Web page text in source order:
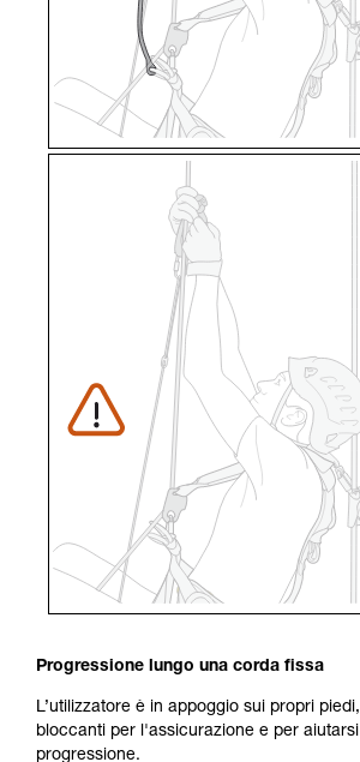
Progressione lungo una corda fissa
L’utilizzatore è in appoggio sui propri
bloccanti per l'assicurazione e per
progressione.